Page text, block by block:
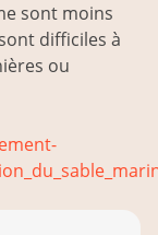
sont moins
difficiles à
ou